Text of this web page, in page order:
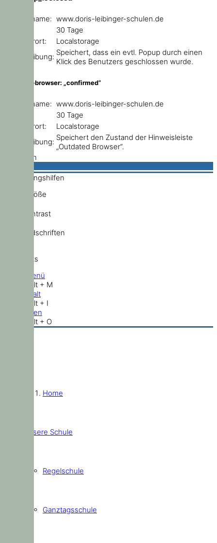
Domainname: www.doris-leibinger-schulen.de
30 Tage
Speicherort:
Localstorage
Beschreibung: Speichert, dass ein evtl. Popup durch einen
Klick des Benutzers geschlossen wurde.
outdated-browser: „confirmed“
Domainname: www.doris-leibinger-schulen.de
30 Tage
Speicherort:
Localstorage
Beschreibung: Speichert den Zustand der Hinweisleiste
„Outdated Browser“.
Schließen
Bedienungshilfen
Schriftgröße
Hochkontrast
Standardschriften
Shortcuts
Hauptmenü
Shift + Alt + M
Zum Inhalt
Shift + Alt + I
Nach oben
Shift + Alt + O
Home
Unsere Schule
Regelschule
Ganztagsschule